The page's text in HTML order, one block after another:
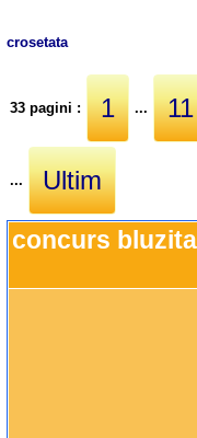
crosetata
33 pagini : 1 ... 11
... Ultim
concurs